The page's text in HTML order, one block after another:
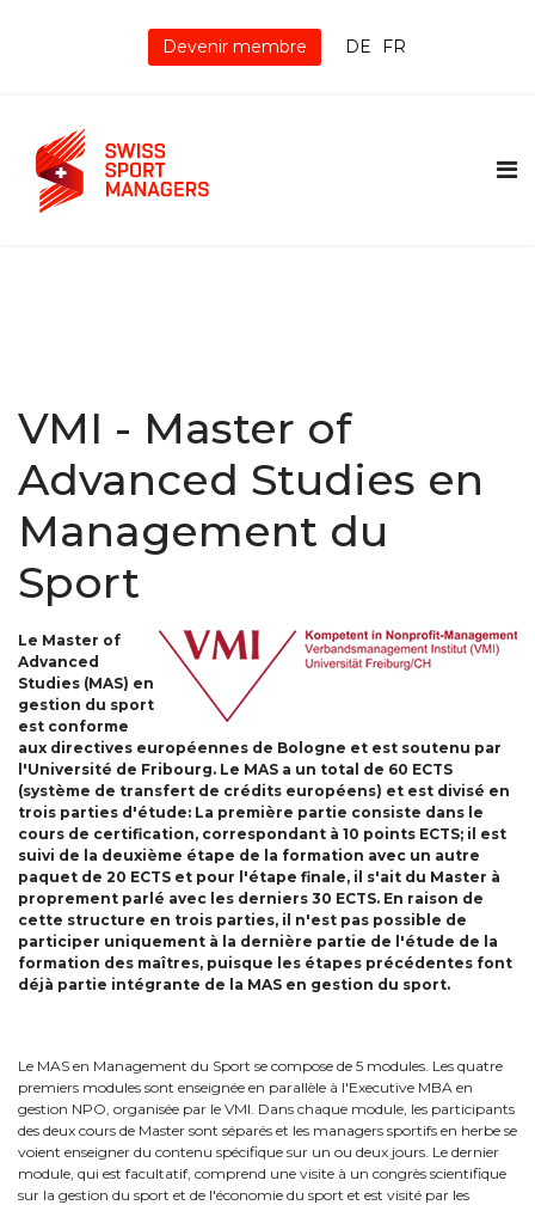
Devenir membre DE FR
VMI - Master of
Advanced Studies en
Management du
Sport
Le Master of
Advanced
Studies (MAS) en
gestion du sport
est conforme
aux directives européennes de Bologne et est soutenu par
l'Université de Fribourg. Le MAS a un total de 60 ECTS
(système de transfert de crédits européens) et est divisé en
trois parties d'étude: La première partie consiste dans le
cours de certification, correspondant à 10 points ECTS; il est
suivi de la deuxième étape de la formation avec un autre
paquet de 20 ECTS et pour l'étape finale, il s'ait du Master à
proprement parlé avec les derniers 30 ECTS. En raison de
cette structure en trois parties, il n'est pas possible de
participer uniquement à la dernière partie de l'étude de la
formation des maîtres, puisque les étapes précédentes font
déjà partie intégrante de la MAS en gestion du sport.
Le MAS en Management du Sport se compose de 5 modules. Les quatre
premiers modules sont enseignée en parallèle à l'Executive MBA en
gestion NPO, organisée par le VMI. Dans chaque module, les participants
des deux cours de Master sont séparés et les managers sportifs en herbe se
voient enseigner du contenu spécifique sur un ou deux jours. Le dernier
module, qui est facultatif, comprend une visite à un congrès scientifique
sur la gestion du sport et de l'économie du sport et est visité par les